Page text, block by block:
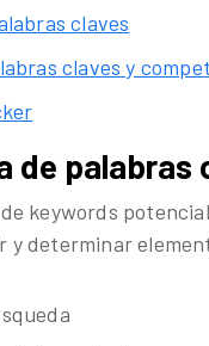
claves
claves y
de palabras
keywords
determinar